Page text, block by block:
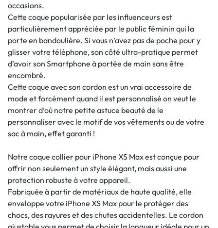
occasions.
Cette coque popularisée par les influenceurs est
particulièrement appréciée par le public féminin qui la
porte en bandoulière. Si vous n’avez pas de poche pour y
glisser votre téléphone, son côté ultra-pratique permet
d’avoir son Smartphone à portée de main sans être
encombré.
Cette coque avec son cordon est un vrai accessoire de
mode et forcément quand il est personnalisé on veut le
montrer d’où notre petite astuce beauté de le
personnaliser avec le motif de vos vêtements ou de votre
sac à main, effet garanti !
Notre coque collier pour iPhone XS Max est conçue pour
offrir non seulement un style élégant, mais aussi une
protection robuste à votre appareil.
Fabriquée à partir de matériaux de haute qualité, elle
enveloppe votre iPhone XS Max pour le protéger des
chocs, des rayures et des chutes accidentelles. Le cordon